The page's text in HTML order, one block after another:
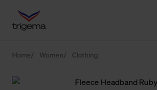
Home Women Clothing